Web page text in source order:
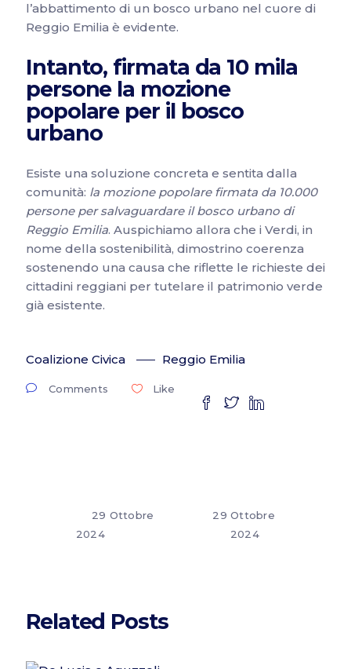
l’abbattimento di un bosco urbano nel cuore di
Reggio Emilia è evidente.
Intanto, firmata da 10 mila
persone la mozione
popolare per il bosco
urbano
Esiste una soluzione concreta e sentita dalla
comunità: la mozione popolare firmata da 10.000
persone per salvaguardare il bosco urbano di
Reggio Emilia. Auspichiamo allora che i Verdi, in
nome della sostenibilità, dimostrino coerenza
sostenendo una causa che riflette le richieste dei
cittadini reggiani per tutelare il patrimonio verde
già esistente.
Coalizione Civica Reggio Emilia
Comments Like
29 Ottobre
2024
29 Ottobre
2024
Related Posts